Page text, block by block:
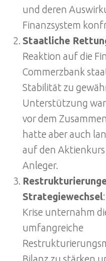
und deren
Finanzsystem
Staatliche
Reaktion auf die
Commerzbank
Stabilität zu
Unterstützung
vor dem
hatte aber auch
auf den
Anleger.
Strategiewechsel
Krise unternahm
umfangreiche
Bilanz zu stärken